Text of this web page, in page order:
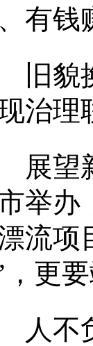
有钱
貌换
治理
望新
举办
流项
，更
不负